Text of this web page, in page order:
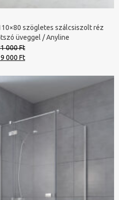
szögletes szálcsiszolt réz
üveggel / Anyline
000 Ft
000 FtCurrent
is: